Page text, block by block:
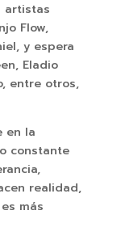
artistas
Flow,
y espera
Eladio
entre otros,
en la
constante
realidad,
más